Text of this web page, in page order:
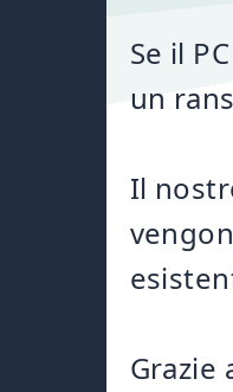
Se il
un
Il
Grazie